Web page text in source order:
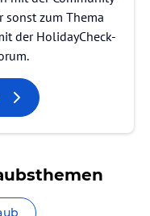
sonst zum Thema
der HolidayCheck-